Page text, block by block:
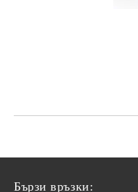
Бързи връзки: